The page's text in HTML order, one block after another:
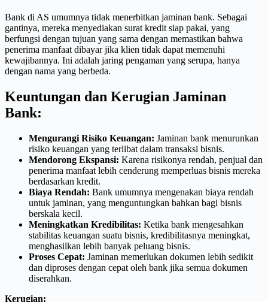
Bank di AS umumnya tidak menerbitkan jaminan bank. Sebagai
gantinya, mereka menyediakan surat kredit siap pakai, yang
berfungsi dengan tujuan yang sama dengan memastikan bahwa
penerima manfaat dibayar jika klien tidak dapat memenuhi
kewajibannya. Ini adalah jaring pengaman yang serupa, hanya
dengan nama yang berbeda.
Keuntungan dan Kerugian Jaminan
Bank:
Mengurangi Risiko Keuangan: Jaminan bank menurunkan
risiko keuangan yang terlibat dalam transaksi bisnis.
Mendorong Ekspansi: Karena risikonya rendah, penjual dan
penerima manfaat lebih cenderung memperluas bisnis mereka
berdasarkan kredit.
Biaya Rendah: Bank umumnya mengenakan biaya rendah
untuk jaminan, yang menguntungkan bahkan bagi bisnis
berskala kecil.
Meningkatkan Kredibilitas: Ketika bank mengesahkan
stabilitas keuangan suatu bisnis, kredibilitasnya meningkat,
menghasilkan lebih banyak peluang bisnis.
Proses Cepat: Jaminan memerlukan dokumen lebih sedikit
dan diproses dengan cepat oleh bank jika semua dokumen
diserahkan.
Kerugian: